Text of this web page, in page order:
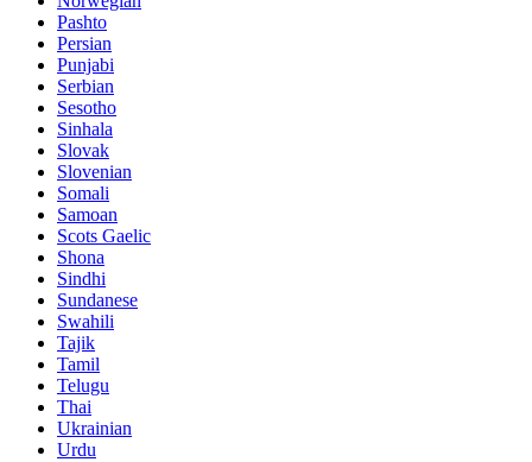
Pashto
Persian
Punjabi
Serbian
Sesotho
Sinhala
Slovak
Slovenian
Somali
Samoan
Scots Gaelic
Shona
Sindhi
Sundanese
Swahili
Tajik
Tamil
Telugu
Thai
Ukrainian
Urdu